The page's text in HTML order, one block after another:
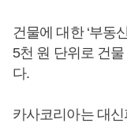
건물에 대한 ‘부동
5천 원 단위로 건
다.
카사코리아는 대